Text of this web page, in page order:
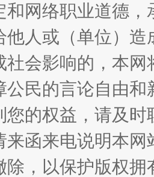
不息
和网络职业道德
他人或（单位）
社会影响的，本
公民的言论自由
您的权益，请及
来函来电说明本
除，以保护版权